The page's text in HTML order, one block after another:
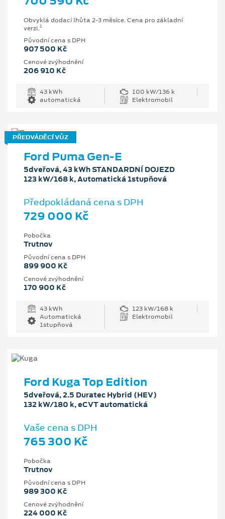
Obvyklá dodací lhůta 2-3 měsíce. Cena pro základní
verzi.1
Původní cena s DPH
907 500 Kč
Cenové zvýhodnění
206 910 Kč
43 kWh
100 kW/136 k
automatická
Elektromobil
PŘEDVÁDĚCÍ VŮZ
Ford Puma Gen-E
5dveřová, 43 kWh STANDARDNÍ DOJEZD
123 kW/168 k, Automatická 1stupňová
Předpokládaná cena s DPH
729 000 Kč
Pobočka
Trutnov
Původní cena s DPH
899 900 Kč
Cenové zvýhodnění
170 900 Kč
43 kWh
123 kW/168 k
Automatická
1stupňová
Elektromobil
Ford Kuga Top Edition
5dveřová, 2.5 Duratec Hybrid (HEV)
132 kW/180 k, eCVT automatická
Vaše cena s DPH
765 300 Kč
Pobočka
Trutnov
Původní cena s DPH
989 300 Kč
Cenové zvýhodnění
224 000 Kč